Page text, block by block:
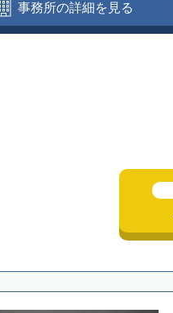
事務所の詳細を見る